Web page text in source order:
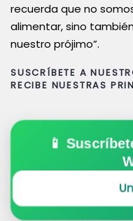
recuerda que no
alimentar, sino
nuestro prójimo”.
SUSCRÍBETE A
RECIBE NUESTRAS
📱